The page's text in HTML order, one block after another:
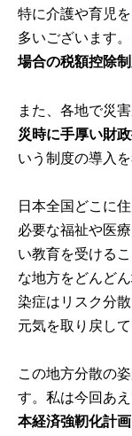
特に介護や育児
多いございます
場合の税額控除
また、各地で災
災時に手厚い財
いう制度の導入
日本全国どこに
必要な福祉や医
い教育を受ける
な地方をどんど
染症はリスク分
元気を取り戻して
この地方分散の
す。私は今回あ
本経済強靭化計画